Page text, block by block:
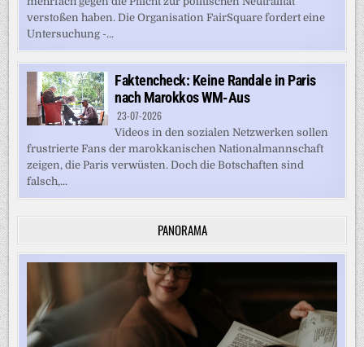
verstoßen haben. Die Organisation FairSquare fordert eine
Untersuchung -...
Faktencheck: Keine Randale in Paris
nach Marokkos WM-Aus
23-07-2026
Videos in den sozialen Netzwerken sollen
frustrierte Fans der marokkanischen Nationalmannschaft
zeigen, die Paris verwüsten. Doch die Botschaften sind
falsch,...
PANORAMA